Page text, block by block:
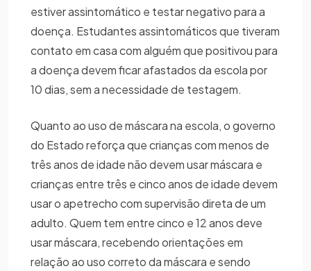
estiver assintomático e testar negativo para a
doença. Estudantes assintomáticos que tiveram
contato em casa com alguém que positivou para
a doença devem ficar afastados da escola por
10 dias, sem a necessidade de testagem.
Quanto ao uso de máscara na escola, o governo
do Estado reforça que crianças com menos de
três anos de idade não devem usar máscara e
crianças entre três e cinco anos de idade devem
usar o apetrecho com supervisão direta de um
adulto. Quem tem entre cinco e 12 anos deve
usar máscara, recebendo orientações em
relação ao uso correto da máscara e sendo